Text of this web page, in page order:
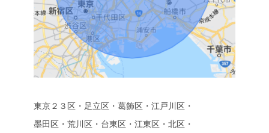
東京２３区・足立区・葛飾区・江戸川区・
墨田区・荒川区・台東区・江東区・北区・